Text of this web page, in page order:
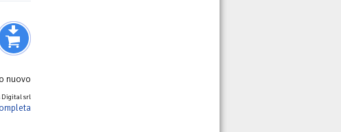
nuovo
Digital srl